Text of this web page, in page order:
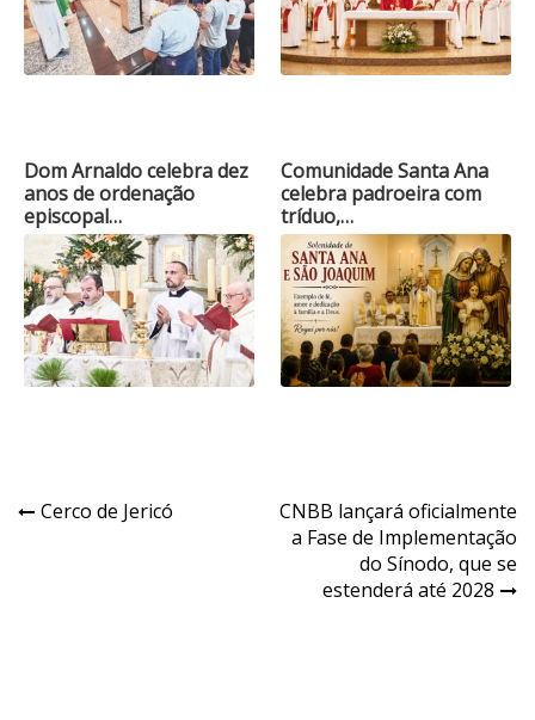
Dom Arnaldo celebra dez
anos de ordenação
episcopal…
Comunidade Santa Ana
celebra padroeira com
tríduo,…
Navegação
Cerco de Jericó
CNBB lançará oficialmente
a Fase de Implementação
do Sínodo, que se
estenderá até 2028